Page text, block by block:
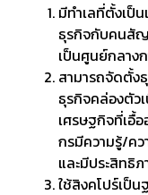
มีทำเลที่ตั้งเป็
ธุรกิจกับคนสัญ
เป็นศูนย์กลาง
สามารถจัดตั้ง
ธุรกิจคล่องตัว
เศรษฐกิจที่เอื้
กรมีความรู้/คว
และมีประสิทธิ
ใช้สิงคโปร์เป็